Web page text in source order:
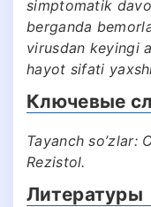
simptomatik
berganda
virusdan keyingi
hayot sifati
Ключевые
Tayanch so’zlar:
Rezistol.
Литературы